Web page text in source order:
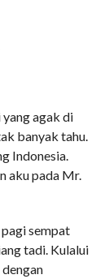
agak di
banyak tahu.
Indonesia.
aku pada Mr.
sempat
tadi. Kulalui